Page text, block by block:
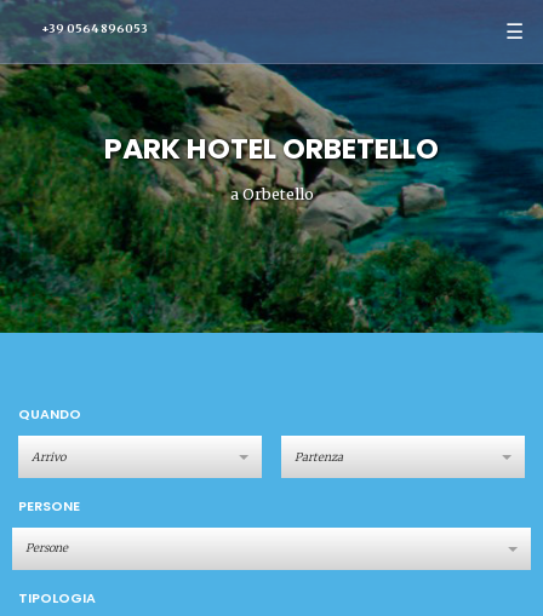
+39 0564 896053 ☰
PARK HOTEL ORBETELLO
a Orbetello
QUANDO
PERSONE
Persone
TIPOLOGIA